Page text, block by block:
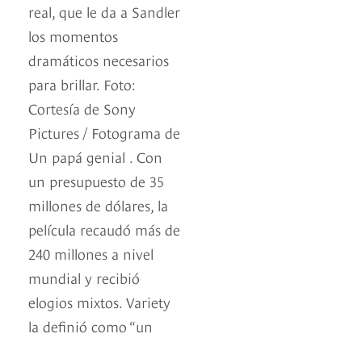
real, que le da a Sandler
los momentos
dramáticos necesarios
para brillar. Foto:
Cortesía de Sony
Pictures / Fotograma de
Un papá genial . Con
un presupuesto de 35
millones de dólares, la
película recaudó más de
240 millones a nivel
mundial y recibió
elogios mixtos. Variety
la definió como “un